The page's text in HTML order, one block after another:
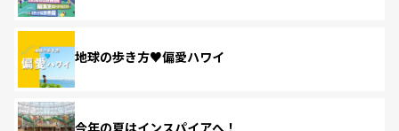
地球の歩き方♥偏愛ハワイ